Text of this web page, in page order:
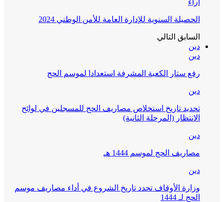
آراء
الحصيلة السنوية للإدارة العامة للأمن الوطني 2024
السابق التالي
دين
دين
رفع ستار الكعبة المشرفة استعدادا لموسم الحج
دين
تحديد تاريخ استخلاص مصاريف الحج للمسجلين في لوائح
الانتظار (المرحلة الثانية)
دين
مصاريف الحج لموسم 1444 هـ
دين
وزارة الأوقاف تحدد تاريخ الشروع في أداء مصاريف موسم
الحج لـ 1444